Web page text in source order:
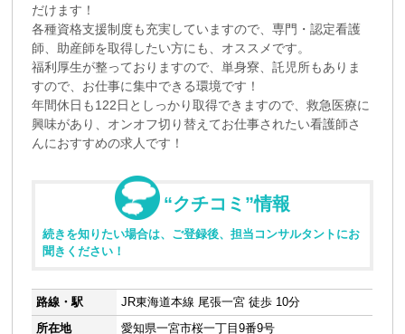
だけます！
各種資格支援制度も充実していますので、専門・認定看護
師、助産師を取得したい方にも、オススメです。
福利厚生が整っておりますので、単身寮、託児所もありま
すので、お仕事に集中できる環境です！
年間休日も122日としっかり取得できますので、救急医療に
興味があり、オンオフ切り替えてお仕事されたい看護師さ
んにおすすめの求人です！
“クチコミ”情報
続きを知りたい場合は、ご登録後、担当コンサルタントにお
聞きください！
路線・駅
JR東海道本線 尾張一宮 徒歩 10分
所在地
愛知県一宮市桜一丁目9番9号